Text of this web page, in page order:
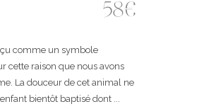
58€
comme un symbole
cette raison que nous avons
La douceur de cet animal ne
bientôt baptisé dont ...